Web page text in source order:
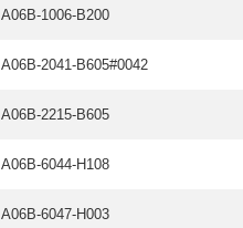
A06B-1006-B200
A06B-2041-B605#0042
A06B-2215-B605
A06B-6044-H108
A06B-6047-H003